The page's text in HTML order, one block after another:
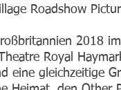
Roadshow
2018
Royal
eine gleichzeitige